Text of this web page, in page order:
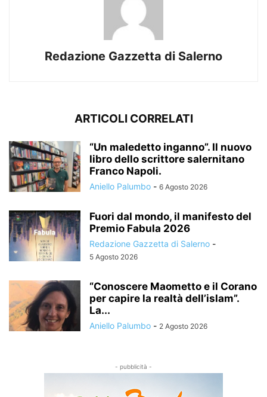
Redazione Gazzetta di Salerno
ARTICOLI CORRELATI
“Un maledetto inganno”. Il nuovo
libro dello scrittore salernitano
Franco Napoli.
Aniello Palumbo - 6 Agosto 2026
Fuori dal mondo, il manifesto del
Premio Fabula 2026
Redazione Gazzetta di Salerno -
5 Agosto 2026
“Conoscere Maometto e il Corano
per capire la realtà dell’islam”.
La...
Aniello Palumbo - 2 Agosto 2026
- pubblicità -